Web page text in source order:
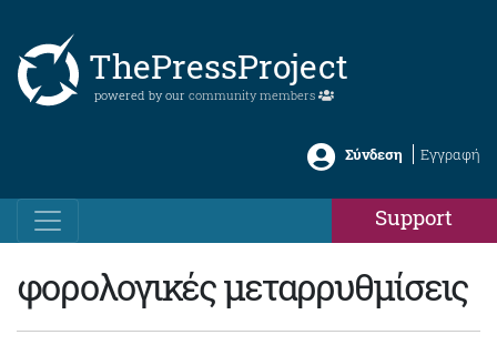
ThePressProject
powered by our community members
Σύνδεση Εγγραφή
Support
φορολογικές μεταρρυθμίσεις